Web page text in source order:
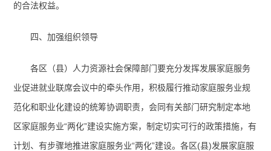
的合法权益。
四、加强组织领导
各区（县）人力资源社会保障部门要充分发挥发展家庭服务
业促进就业联席会议中的牵头作用，积极履行推动家庭服务业规
范化和职业化建设的统筹协调职责，会同有关部门研究制定本地
区家庭服务业“两化”建设实施方案，制定切实可行的政策措施，有
计划、有步骤地推进家庭服务业“两化”建设。各区(县)发展家庭服